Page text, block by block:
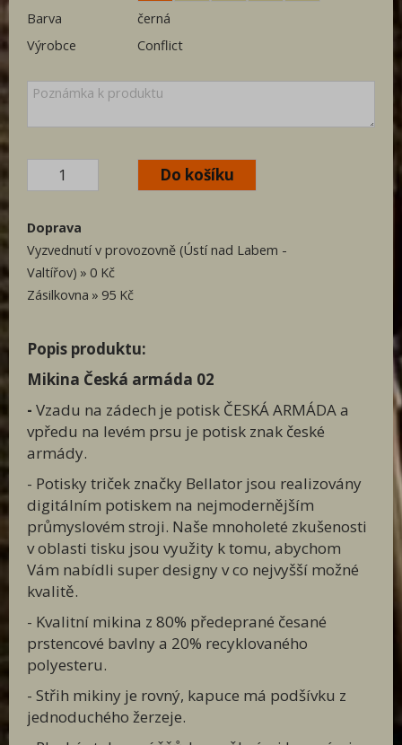
Barva
černá
Výrobce
Conflict
Doprava
Vyzvednutí v provozovně (Ústí nad Labem -
Valtířov)
0 Kč
Zásilkovna
95 Kč
Popis produktu:
Mikina Česká armáda 02
- Vzadu na zádech je potisk ČESKÁ ARMÁDA a
vpředu na levém prsu je potisk znak české
armády.
- Potisky triček značky Bellator jsou realizovány
digitálním potiskem na nejmodernějším
průmyslovém stroji. Naše mnoholeté zkušenosti
v oblasti tisku jsou využity k tomu, abychom
Vám nabídli super designy v co nejvyšší možné
kvalitě.
- Kvalitní mikina z 80% předeprané česané
prstencové bavlny a 20% recyklovaného
polyesteru.
- Střih mikiny je rovný, kapuce má podšívku z
jednoduchého žerzeje.